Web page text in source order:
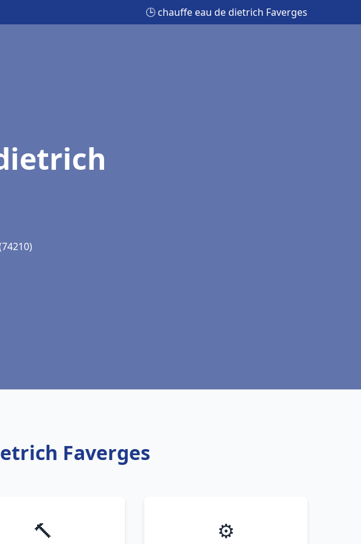
🕒 chauffe eau de dietrich Faverges
Faverges
🔨 ⚙️